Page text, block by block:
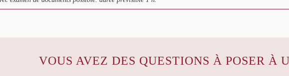
VOUS AVEZ DES QUESTIONS À POSER À